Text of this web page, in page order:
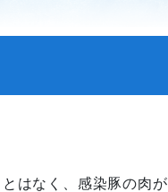
はなく、感染豚の肉